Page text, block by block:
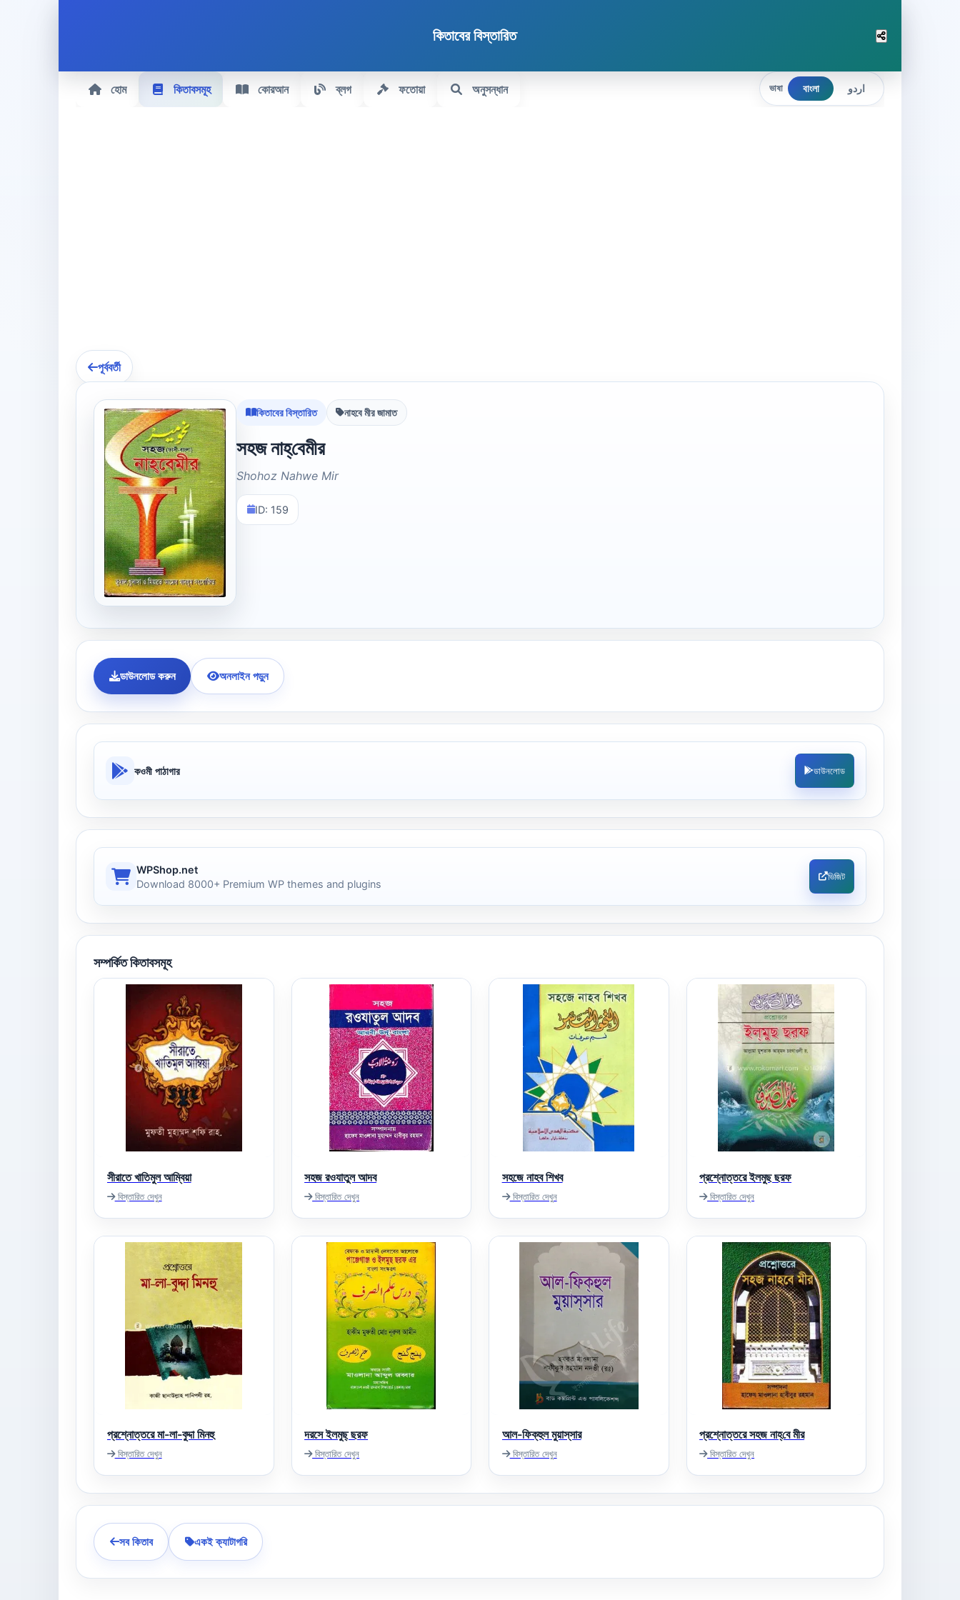
কিতাবের বিস্তারিত
হোম কিতাবসমূহ কোরআন ব্লগ ফতোয়া অনুসন্ধান ভাষা বাংলা اردو
পূর্ববর্তী
কিতাবের বিস্তারিত নাহবে মীর জামাত
সহজ নাহ্‌বেমীর
Shohoz Nahwe Mir
ID: 159
ডাউনলোড করুন অনলাইন পড়ুন
কওমী পাঠাগার ডাউনলোড
WPShop.net
Download 8000+ Premium WP themes and plugins
ভিজিট
সম্পর্কিত কিতাবসমূহ
সীরাতে খাতিমুল আম্বিয়া
বিস্তারিত দেখুন
সহজ রওযাতুল আদব
বিস্তারিত দেখুন
সহজে নাহব শিখব
বিস্তারিত দেখুন
প্রশ্নোত্তরে ইলমুছ ছরফ
বিস্তারিত দেখুন
প্রশ্নোত্তরে মা-লা-বুদ্দা মিনহু
বিস্তারিত দেখুন
দরসে ইলমুছ্‌ ছরফ
বিস্তারিত দেখুন
আল-ফিক্‌হুল মুয়াস্‌সার
বিস্তারিত দেখুন
প্রশ্নোত্তরে সহজ নাহ্‌বে মীর
বিস্তারিত দেখুন
সব কিতাব একই ক্যাটাগরি